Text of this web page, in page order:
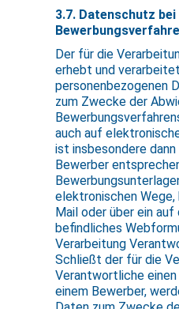
3.7. Datenschutz
Der für die
erhebt und
personenbezogenen
zum Zwecke der
auch auf
ist insbesondere dann
Bewerber
elektronischen
Mail oder über ein
befindliches
Verarbeitung
Schließt der für die
Verantwortliche
einem Bewerber,